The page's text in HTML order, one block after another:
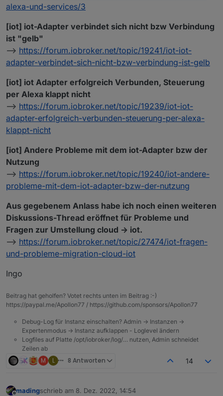
alexa-und-services/3
[iot] iot-Adapter verbindet sich nicht bzw Verbindung
ist "gelb"
–> https://forum.iobroker.net/topic/19241/iot-iot-
adapter-verbindet-sich-nicht-bzw-verbindung-ist-gelb
[iot] iot Adapter erfolgreich Verbunden, Steuerung
per Alexa klappt nicht
–> https://forum.iobroker.net/topic/19239/iot-iot-
adapter-erfolgreich-verbunden-steuerung-per-alexa-
klappt-nicht
[iot] Andere Probleme mit dem iot-Adapter bzw der
Nutzung
–> https://forum.iobroker.net/topic/19240/iot-andere-
probleme-mit-dem-iot-adapter-bzw-der-nutzung
Aus gegebenem Anlass habe ich noch einen weiteren
Diskussions-Thread eröffnet für Probleme und
Fragen zur Umstellung cloud -> iot.
–> https://forum.iobroker.net/topic/27474/iot-fragen-
und-probleme-migration-cloud-iot
Ingo
Beitrag hat geholfen? Votet rechts unten im Beitrag :-)
https://paypal.me/Apollon77 / https://github.com/sponsors/Apollon77
Debug-Log für Instanz einschalten? Admin -> Instanzen ->
Expertenmodus -> Instanz aufklappen - Loglevel ändern
Logfiles auf Platte /opt/iobroker/log/… nutzen, Admin schneidet
Zeilen ab
M L 8 Antworten 14
madingschrieb am 8. Dez. 2022, 14:54